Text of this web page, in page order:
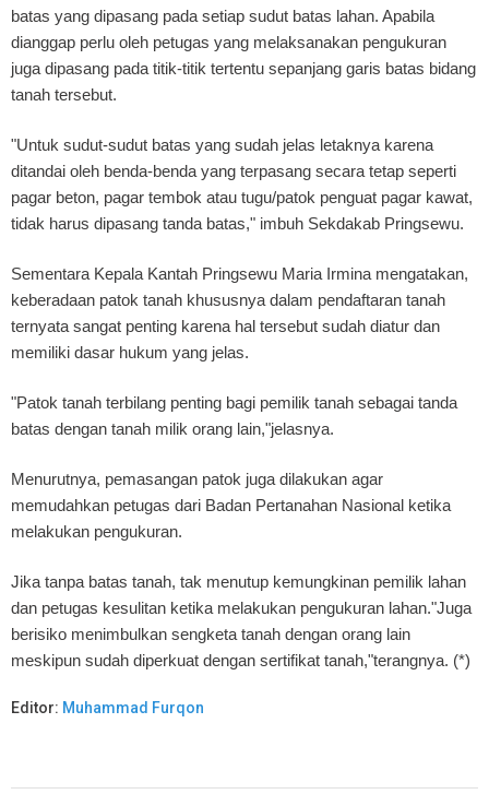
batas yang dipasang pada setiap sudut batas lahan. Apabila
dianggap perlu oleh petugas yang melaksanakan pengukuran
juga dipasang pada titik-titik tertentu sepanjang garis batas bidang
tanah tersebut.
"Untuk sudut-sudut batas yang sudah jelas letaknya karena
ditandai oleh benda-benda yang terpasang secara tetap seperti
pagar beton, pagar tembok atau tugu/patok penguat pagar kawat,
tidak harus dipasang tanda batas," imbuh Sekdakab Pringsewu.
Sementara Kepala Kantah Pringsewu Maria Irmina mengatakan,
keberadaan patok tanah khususnya dalam pendaftaran tanah
ternyata sangat penting karena hal tersebut sudah diatur dan
memiliki dasar hukum yang jelas.
"Patok tanah terbilang penting bagi pemilik tanah sebagai tanda
batas dengan tanah milik orang lain,"jelasnya.
Menurutnya, pemasangan patok juga dilakukan agar
memudahkan petugas dari Badan Pertanahan Nasional ketika
melakukan pengukuran.
Jika tanpa batas tanah, tak menutup kemungkinan pemilik lahan
dan petugas kesulitan ketika melakukan pengukuran lahan."Juga
berisiko menimbulkan sengketa tanah dengan orang lain
meskipun sudah diperkuat dengan sertifikat tanah,"terangnya. (*)
Editor: Muhammad Furqon